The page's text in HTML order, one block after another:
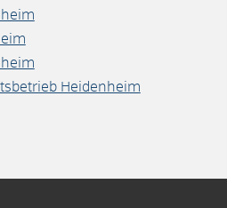
Heidenheim